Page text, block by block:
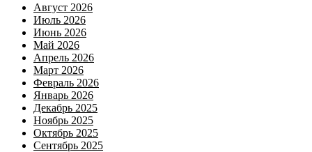
Август 2026
Июль 2026
Июнь 2026
Май 2026
Апрель 2026
Март 2026
Февраль 2026
Январь 2026
Декабрь 2025
Ноябрь 2025
Октябрь 2025
Сентябрь 2025